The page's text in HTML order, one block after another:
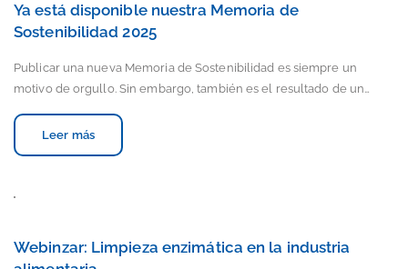
Ya está disponible nuestra Memoria de
Sostenibilidad 2025
Publicar una nueva Memoria de Sostenibilidad es siempre un
motivo de orgullo. Sin embargo, también es el resultado de un…
Leer más
Webinzar: Limpieza enzimática en la industria